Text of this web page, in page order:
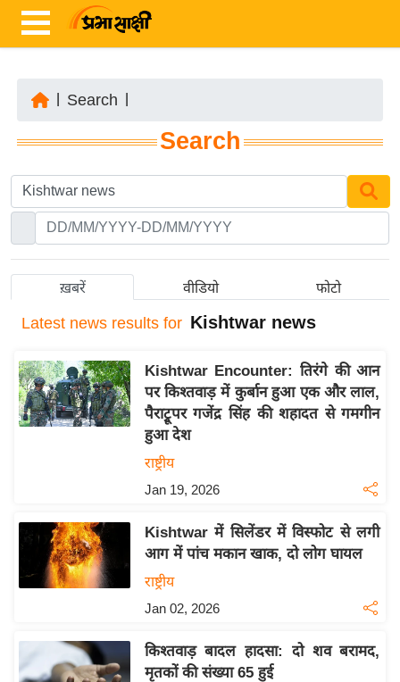
ज़ा
ख
र
ष्ट्री
अं
र्रा
ष्ट्री
य
स
उ
ग
ग
Search
Search
ख़बरें वीडियो फोटो
Latest news results for Kishtwar news
Kishtwar Encounter: तिरंगे की आन
पर किश्तवाड़ में कुर्बान हुआ एक और लाल,
पैराट्रूपर गजेंद्र सिंह की शहादत से गमगीन
हुआ देश
राष्ट्रीय
Jan 19, 2026
Kishtwar में सिलेंडर में विस्फोट से लगी
आग में पांच मकान खाक, दो लोग घायल
राष्ट्रीय
Jan 02, 2026
किश्तवाड़ बादल हादसा: दो शव बरामद,
मृतकों की संख्या 65 हुई